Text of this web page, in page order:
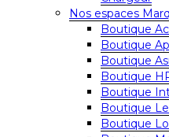
Nos espaces
Boutique
Boutique
Boutique
Boutique
Boutique
Boutique
Boutique